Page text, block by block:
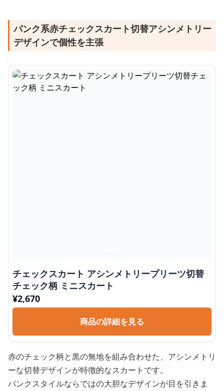
パンク系赤チェックスカート切替アシンメトリー
デザインで個性を主張
チェックスカート アシンメトリープリーツ切替
チェック柄 ミニスカート
¥2,670
商品の詳細を見る
赤のチェック柄と黒の無地を組み合わせた、アシンメトリ
ーな切替デザインが特徴的なスカートです。
パンクスタイルならではの大胆なデザインが目を引きま